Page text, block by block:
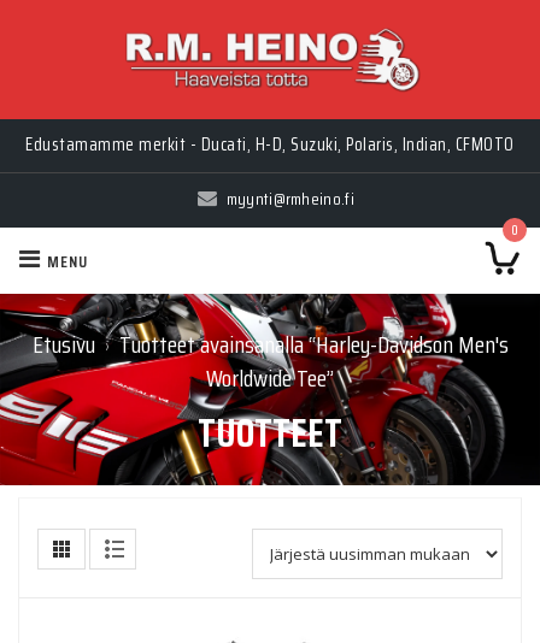
Edustamamme merkit - Ducati, H-D, Suzuki, Polaris, Indian, CFMOTO
myynti@rmheino.fi
0
MENU
Etusivu › Tuotteet avainsanalla “Harley-Davidson Men's
Worldwide Tee”
TUOTTEET